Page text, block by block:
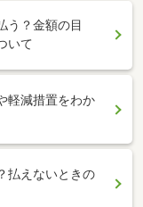
う？金額の目
いて
軽減措置をわか
払えないときの